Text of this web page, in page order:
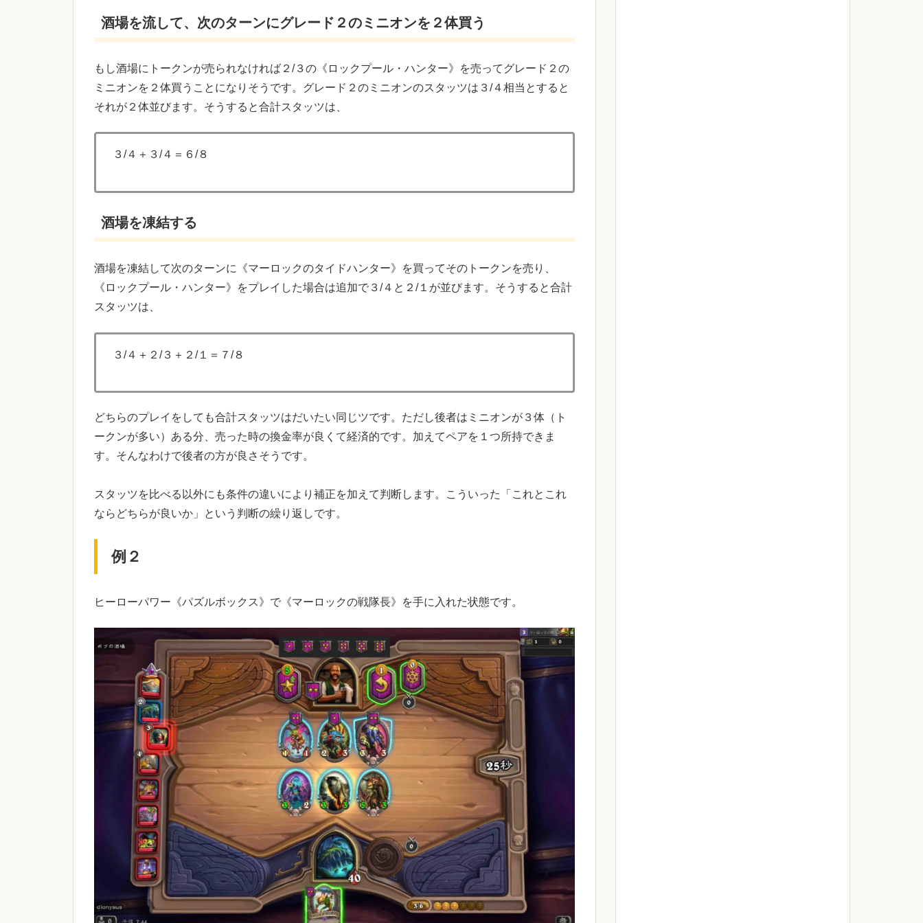
酒場を流して、次のターンにグレード２のミニオンを２体買う
もし酒場にトークンが売られなければ２/３の《ロックプール・ハンター》を売ってグレード２の
ミニオンを２体買うことになりそうです。グレード２のミニオンのスタッツは３/４相当とすると
それが２体並びます。そうすると合計スタッツは、
３/４＋３/４＝６/８
酒場を凍結する
酒場を凍結して次のターンに《マーロックのタイドハンター》を買ってそのトークンを売り、
《ロックプール・ハンター》をプレイした場合は追加で３/４と２/１が並びます。そうすると合計
スタッツは、
３/４＋２/３＋２/１＝７/８
どちらのプレイをしても合計スタッツはだいたい同じツです。ただし後者はミニオンが３体（ト
ークンが多い）ある分、売った時の換金率が良くて経済的です。加えてペアを１つ所持できま
す。そんなわけで後者の方が良さそうです。
スタッツを比べる以外にも条件の違いにより補正を加えて判断します。こういった「これとこれ
ならどちらが良いか」という判断の繰り返しです。
例２
ヒーローパワー《パズルボックス》で《マーロックの戦隊長》を手に入れた状態です。